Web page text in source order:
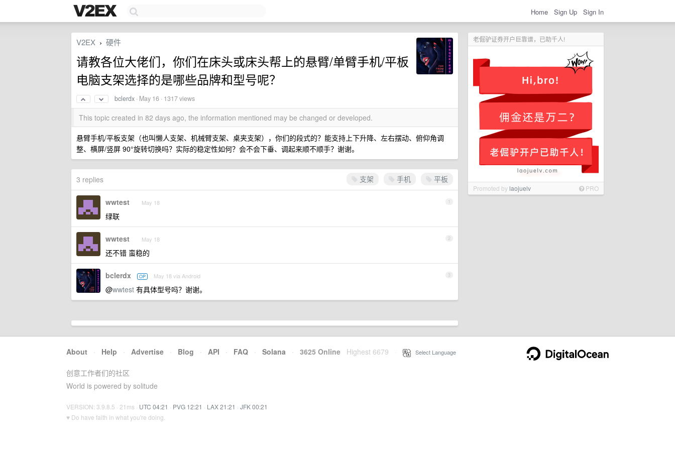
Home Sign Up Sign In
老倔驴证券开户巨靠谱，已助千人!
Promoted bylaojuelv PRO
V2EX › 硬件
请教各位大佬们，你们在床头或床头帮上的悬臂/单臂手机/平板
电脑支架选择的是哪些品牌和型号呢？
bclerdx · May 16 · 1317 views
This topic created in 82 days ago, the information mentioned may be changed or developed.
悬臂手机/平板支架（也叫懒人支架、机械臂支架、桌夹支架），你们的段式的？能支持上下升降、左右摆动、俯仰角调
整、横屏/竖屏 90°旋转切换吗？实际的稳定性如何？会不会下垂、调起来顺不顺手？谢谢。
支架 手机 平板
3 replies
1
wwtest May 18
绿联
2
wwtest May 18
还不错 蛮稳的
3
bclerdx OP May 18 via Android
@wwtest 有具体型号吗？谢谢。
About · Help · Advertise · Blog · API · FAQ · Solana · 3625 Online Highest 6679 Select Language
创意工作者们的社区
World is powered by solitude
VERSION: 3.9.8.5 · 21ms · UTC 04:21 · PVG 12:21 · LAX 21:21 · JFK 00:21
♥ Do have faith in what you're doing.